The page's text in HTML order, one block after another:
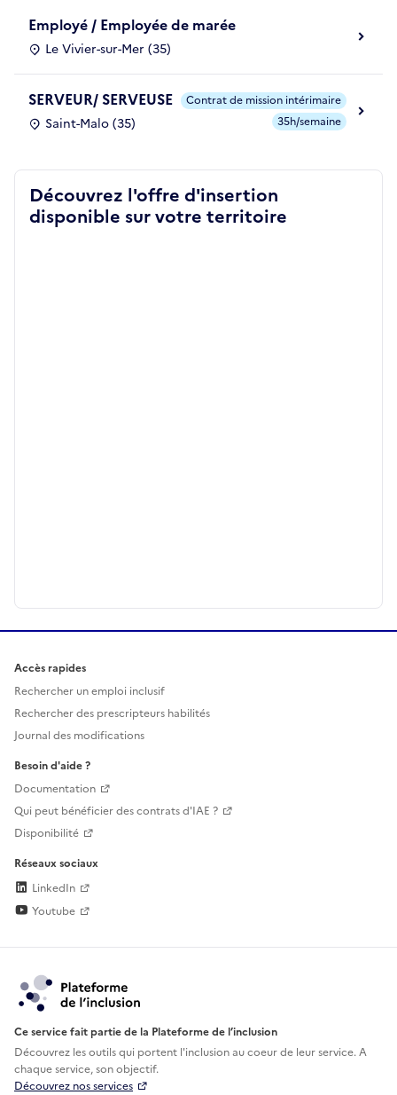
Employé / Employée de marée
Le Vivier-sur-Mer (35)
SERVEUR/ SERVEUSE
Saint-Malo (35)
Contrat de mission intérimaire
35h/semaine
Découvrez l'offre d'insertion
disponible sur votre territoire
Accès rapides
Rechercher un emploi inclusif
Rechercher des prescripteurs habilités
Journal des modifications
Besoin d'aide ?
Documentation
Qui peut bénéficier des contrats d'IAE ?
Disponibilité
Réseaux sociaux
LinkedIn
Youtube
Ce service fait partie de la Plateforme de l’inclusion
Découvrez les outils qui portent l'inclusion aucoeur de leur service. A
chaque service, son objectif.
Découvrez nos services